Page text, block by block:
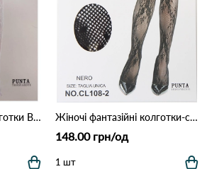
Жіночі фантазійні колготки BODICE, мереживні 20 DEN 106 Білий Жіночі фантазійні колготки-сітка BODICE з візерунком (Опт) 108-2 Чорний
148.00 грн/од
1 шт